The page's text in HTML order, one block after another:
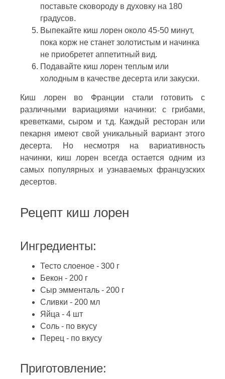
поставьте сковороду в духовку на 180
градусов.
Выпекайте киш лорен около 45-50 минут,
пока корж не станет золотистым и начинка
не приобретет аппетитный вид.
Подавайте киш лорен теплым или
холодным в качестве десерта или закуски.
Киш лорен во Франции стали готовить с
различными вариациями начинки: с грибами,
креветками, сыром и т.д. Каждый ресторан или
пекарня имеют свой уникальный вариант этого
десерта. Но несмотря на вариативность
начинки, киш лорен всегда остается одним из
самых популярных и узнаваемых французских
десертов.
Рецепт киш лорен
Ингредиенты:
Тесто слоеное - 300 г
Бекон - 200 г
Сыр эмменталь - 200 г
Сливки - 200 мл
Яйца - 4 шт
Соль - по вкусу
Перец - по вкусу
Приготовление: